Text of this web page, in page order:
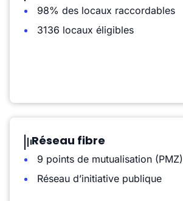
98% des locaux raccordables
3136 locaux éligibles
Réseau fibre
9 points de mutualisation (PMZ)
Réseau d’initiative publique